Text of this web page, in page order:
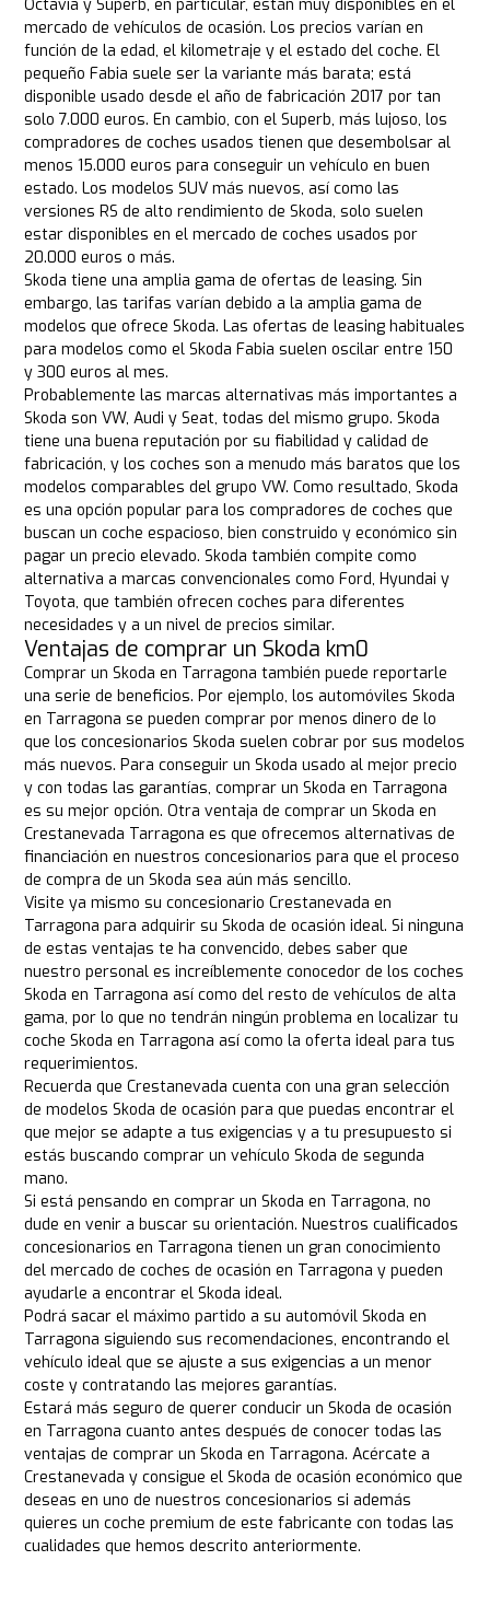
Octavia y Superb, en particular, están muy disponibles en el
mercado de vehículos de ocasión. Los precios varían en
función de la edad, el kilometraje y el estado del coche. El
pequeño Fabia suele ser la variante más barata; está
disponible usado desde el año de fabricación 2017 por tan
solo 7.000 euros. En cambio, con el Superb, más lujoso, los
compradores de coches usados tienen que desembolsar al
menos 15.000 euros para conseguir un vehículo en buen
estado. Los modelos SUV más nuevos, así como las
versiones RS de alto rendimiento de Skoda, solo suelen
estar disponibles en el mercado de coches usados por
20.000 euros o más.
Skoda tiene una amplia gama de ofertas de leasing. Sin
embargo, las tarifas varían debido a la amplia gama de
modelos que ofrece Skoda. Las ofertas de leasing habituales
para modelos como el Skoda Fabia suelen oscilar entre 150
y 300 euros al mes.
Probablemente las marcas alternativas más importantes a
Skoda son VW, Audi y Seat, todas del mismo grupo. Skoda
tiene una buena reputación por su fiabilidad y calidad de
fabricación, y los coches son a menudo más baratos que los
modelos comparables del grupo VW. Como resultado, Skoda
es una opción popular para los compradores de coches que
buscan un coche espacioso, bien construido y económico sin
pagar un precio elevado. Skoda también compite como
alternativa a marcas convencionales como Ford, Hyundai y
Toyota, que también ofrecen coches para diferentes
necesidades y a un nivel de precios similar.
Ventajas de comprar un Skoda km0
Comprar un Skoda en Tarragona también puede reportarle
una serie de beneficios. Por ejemplo, los automóviles Skoda
en Tarragona se pueden comprar por menos dinero de lo
que los concesionarios Skoda suelen cobrar por sus modelos
más nuevos. Para conseguir un Skoda usado al mejor precio
y con todas las garantías, comprar un Skoda en Tarragona
es su mejor opción. Otra ventaja de comprar un Skoda en
Crestanevada Tarragona es que ofrecemos alternativas de
financiación en nuestros concesionarios para que el proceso
de compra de un Skoda sea aún más sencillo.
Visite ya mismo su concesionario Crestanevada en
Tarragona para adquirir su Skoda de ocasión ideal. Si ninguna
de estas ventajas te ha convencido, debes saber que
nuestro personal es increíblemente conocedor de los coches
Skoda en Tarragona así como del resto de vehículos de alta
gama, por lo que no tendrán ningún problema en localizar tu
coche Skoda en Tarragona así como la oferta ideal para tus
requerimientos.
Recuerda que Crestanevada cuenta con una gran selección
de modelos Skoda de ocasión para que puedas encontrar el
que mejor se adapte a tus exigencias y a tu presupuesto si
estás buscando comprar un vehículo Skoda de segunda
mano.
Si está pensando en comprar un Skoda en Tarragona, no
dude en venir a buscar su orientación. Nuestros cualificados
concesionarios en Tarragona tienen un gran conocimiento
del mercado de coches de ocasión en Tarragona y pueden
ayudarle a encontrar el Skoda ideal.
Podrá sacar el máximo partido a su automóvil Skoda en
Tarragona siguiendo sus recomendaciones, encontrando el
vehículo ideal que se ajuste a sus exigencias a un menor
coste y contratando las mejores garantías.
Estará más seguro de querer conducir un Skoda de ocasión
en Tarragona cuanto antes después de conocer todas las
ventajas de comprar un Skoda en Tarragona. Acércate a
Crestanevada y consigue el Skoda de ocasión económico que
deseas en uno de nuestros concesionarios si además
quieres un coche premium de este fabricante con todas las
cualidades que hemos descrito anteriormente.